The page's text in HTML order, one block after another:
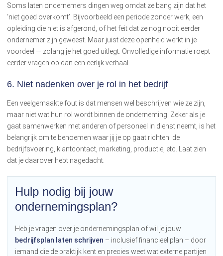
Soms laten ondernemers dingen weg omdat ze bang zijn dat het
‘niet goed overkomt’. Bijvoorbeeld een periode zonder werk, een
opleiding die niet is afgerond, of het feit dat ze nog nooit eerder
ondernemer zijn geweest. Maar juist deze openheid werkt in je
voordeel — zolang je het goed uitlegt. Onvolledige informatie roept
eerder vragen op dan een eerlijk verhaal.
6. Niet nadenken over je rol in het bedrijf
Een veelgemaakte fout is dat mensen wel beschrijven wie ze zijn,
maar niet wat hun rol wordt binnen de onderneming. Zeker als je
gaat samenwerken met anderen of personeel in dienst neemt, is het
belangrijk om te benoemen waar jij je op gaat richten: de
bedrijfsvoering, klantcontact, marketing, productie, etc. Laat zien
dat je daarover hebt nagedacht.
Hulp nodig bij jouw
ondernemingsplan?
Heb je vragen over je ondernemingsplan of wil je jouw
bedrijfsplan laten schrijven – inclusief financieel plan – door
iemand die de praktijk kent en precies weet wat externe partijen